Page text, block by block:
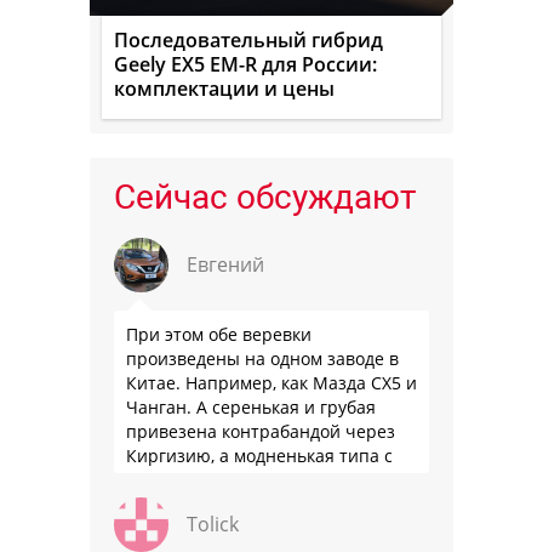
Последовательный гибрид
Geely EX5 EM-R для России:
комплектации и цены
Сейчас обсуждают
Евгений
При этом обе веревки
произведены на одном заводе в
Китае. Например, как Мазда СХ5 и
Чанган. А серенькая и грубая
привезена контрабандой через
Киргизию, а модненькая типа с
Tolick